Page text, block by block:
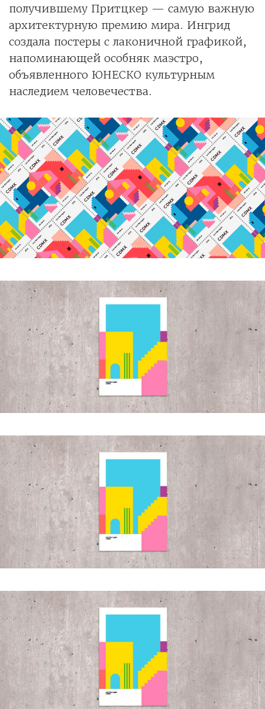
получившему Притцкер — самую важную
архитектурную премию мира. Ингрид
создала постеры с лаконичной графикой,
напоминающей особняк маэстро,
объявленного ​​ЮНЕСКО культурным
наследием человечества.